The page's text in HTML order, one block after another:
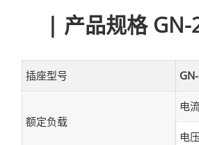
| 产品规格 GN-
插座型号
额定负载
电
电